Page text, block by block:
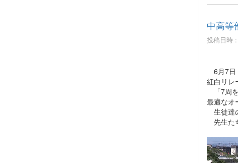
中高等
投稿日時
6月7日
紅白リレ
「7周
最適なオ
生徒達
先生た